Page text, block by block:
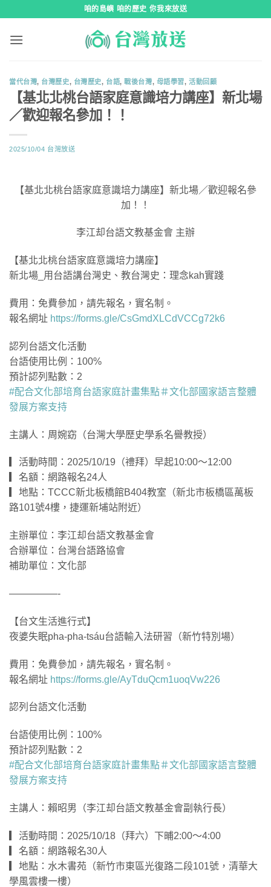
咱的島嶼 咱的歷史 你我來放送
當代台灣, 台灣歷史, 台灣歷史, 台語,戰後台灣, 母語學習,活動回顧
【基北北桃台語家庭意識培力講座】新北場
／歡迎報名參加！！
2025/10/04 台灣放送
【基北北桃台語家庭意識培力講座】新北場／歡迎報名參
加！！
李江却台語文教基金會 主辦
【基北北桃台語家庭意識培力講座】
新北場_用台語講台灣史、教台灣史：理念kah實踐
費用：免費參加，請先報名，實名制。
報名網址 https://forms.gle/CsGmdXLCdVCCg72k6
認列台語文化活動
台語使用比例：100%
預計認列點數：2
#配合文化部培育台語家庭計畫集點＃文化部國家語言整體
發展方案支持
主講人：周婉窈（台灣大學歷史學系名譽教授）
▎活動時間：2025/10/19（禮拜）早起10:00～12:00
▎名額：網路報名24人
▎地點：TCCC新北板橋館B404教室（新北市板橋區萬板
路101號4樓，捷運新埔站附近）
主辦單位：李江却台語文教基金會
合辦單位：台灣台語路協會
補助單位：文化部
—————-
【台文生活進行式】
夜婆失眠pha-pha-tsáu台語輸入法研習（新竹特別場）
費用：免費參加，請先報名，實名制。
報名網址 https://forms.gle/AyTduQcm1uoqVw226
認列台語文化活動
台語使用比例：100%
預計認列點數：2
#配合文化部培育台語家庭計畫集點＃文化部國家語言整體
發展方案支持
主講人：賴昭男（李江却台語文教基金會副執行長）
▎活動時間：2025/10/18（拜六）下晡2:00～4:00
▎名額：網路報名30人
▎地點：水木書苑（新竹市東區光復路二段101號，清華大
學風雲樓一樓）